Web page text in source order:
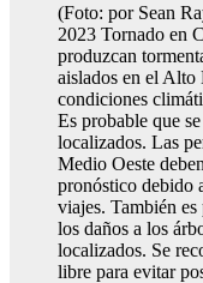
(Foto: por Sean
2023 Tornado en
produzcan
aislados en el Alto
condiciones
Es probable que
localizados. Las
Medio Oeste
pronóstico debido
viajes. También
los daños a los
localizados. Se
libre para evitar